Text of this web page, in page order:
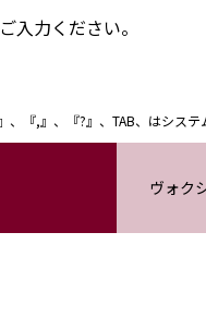
入力ください。
『,』、『?』、TAB、はシステ
ヴォク